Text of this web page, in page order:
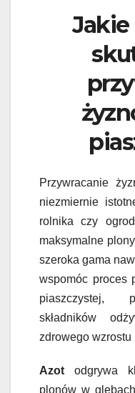
Jakie
Przywracanie
niezmiernie
rolnika czy
maksymalne
szeroka gama
wspomóc proces
piaszczystej,
składników
zdrowego wzrostu
Azot odgrywa
plonów w